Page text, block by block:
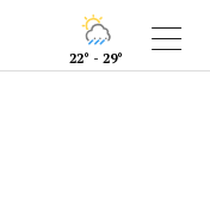
22° - 29°